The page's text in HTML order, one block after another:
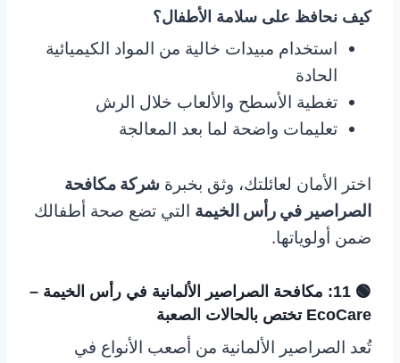
كيف نحافظ على سلامة الأطفال؟
استخدام مبيدات خالية من المواد الكيميائية
الحادة
تغطية الأسطح والألعاب خلال الرش
تعليمات واضحة لما بعد المعالجة
اختر الأمان لعائلتك، وثق بخبرة شركة مكافحة
الصراصير في رأس الخيمة التي تضع صحة أطفالك
ضمن أولوياتها.
🟢 11: مكافحة الصراصير الألمانية في رأس الخيمة –
EcoCare تختص بالحالات الصعبة
تُعد الصراصير الألمانية من أصعب الأنواع في